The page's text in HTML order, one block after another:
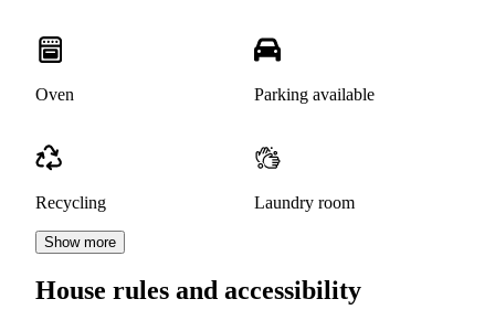
Oven Parking available
Recycling Laundry room
Show more
House rules and accessibility